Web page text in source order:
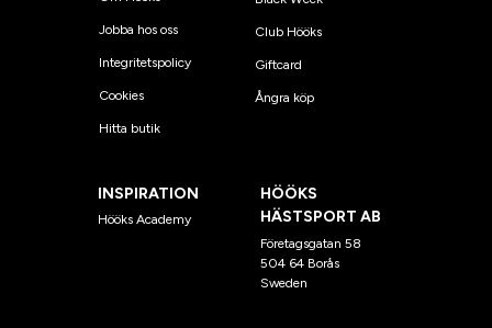
Jobba hos oss
Integritetspolicy
Cookies
Hitta butik
Club Hööks
Giftcard
Ångra köp
INSPIRATION
Hööks Academy
HÖÖKS
HÄSTSPORT AB
Företagsgatan 58
504 64 Borås
Sweden